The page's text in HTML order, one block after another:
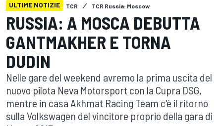
ULTIME NOTIZIE TCR TCR Russia: Moscow
RUSSIA: A MOSCA DEBUTTA
GANTMAKHER E TORNA
DUDIN
Nelle gare del weekend avremo la prima uscita del
nuovo pilota Neva Motorsport con la Cupra DSG,
mentre in casa Akhmat Racing Team c'è il ritorno
sulla Volkswagen del vincitore proprio della gara di